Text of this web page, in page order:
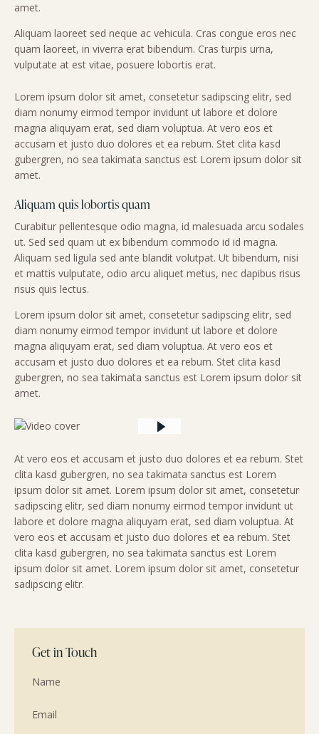
amet.
Aliquam laoreet sed neque ac vehicula. Cras congue eros nec
quam laoreet, in viverra erat bibendum. Cras turpis urna,
vulputate at est vitae, posuere lobortis erat.
Lorem ipsum dolor sit amet, consetetur sadipscing elitr, sed
diam nonumy eirmod tempor invidunt ut labore et dolore
magna aliquyam erat, sed diam voluptua. At vero eos et
accusam et justo duo dolores et ea rebum. Stet clita kasd
gubergren, no sea takimata sanctus est Lorem ipsum dolor sit
amet.
Aliquam quis lobortis quam
Curabitur pellentesque odio magna, id malesuada arcu sodales
ut. Sed sed quam ut ex bibendum commodo id id magna.
Aliquam sed ligula sed ante blandit volutpat. Ut bibendum, nisi
et mattis vulputate, odio arcu aliquet metus, nec dapibus risus
risus quis lectus.
Lorem ipsum dolor sit amet, consetetur sadipscing elitr, sed
diam nonumy eirmod tempor invidunt ut labore et dolore
magna aliquyam erat, sed diam voluptua. At vero eos et
accusam et justo duo dolores et ea rebum. Stet clita kasd
gubergren, no sea takimata sanctus est Lorem ipsum dolor sit
amet.
At vero eos et accusam et justo duo dolores et ea rebum. Stet
clita kasd gubergren, no sea takimata sanctus est Lorem
ipsum dolor sit amet. Lorem ipsum dolor sit amet, consetetur
sadipscing elitr, sed diam nonumy eirmod tempor invidunt ut
labore et dolore magna aliquyam erat, sed diam voluptua. At
vero eos et accusam et justo duo dolores et ea rebum. Stet
clita kasd gubergren, no sea takimata sanctus est Lorem
ipsum dolor sit amet. Lorem ipsum dolor sit amet, consetetur
sadipscing elitr.
Get in Touch